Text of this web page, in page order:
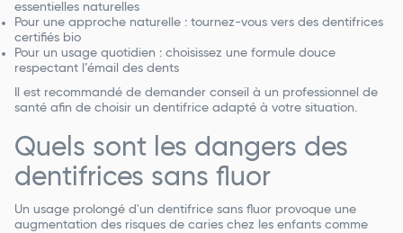
essentielles naturelles
Pour une approche naturelle : tournez-vous vers des dentifrices
certifiés bio
Pour un usage quotidien : choisissez une formule douce
respectant l’émail des dents
Il est recommandé de demander conseil à un professionnel de
santé afin de choisir un dentifrice adapté à votre situation.
Quels sont les dangers des
dentifrices sans fluor
Un usage prolongé d'un dentifrice sans fluor provoque une
augmentation des risques de caries chez les enfants comme